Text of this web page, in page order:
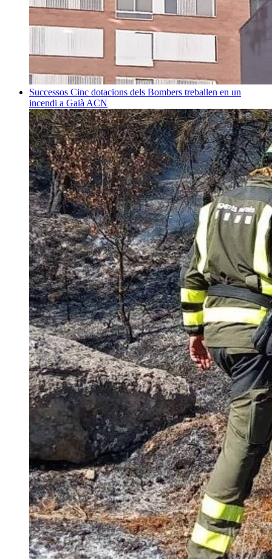
Successos Cinc dotacions dels Bombers treballen en un
incendi a Gaià ACN